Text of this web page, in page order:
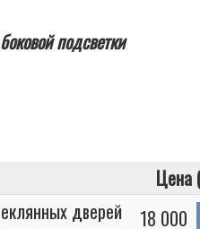
подсветки
Цена
дверей
18 000